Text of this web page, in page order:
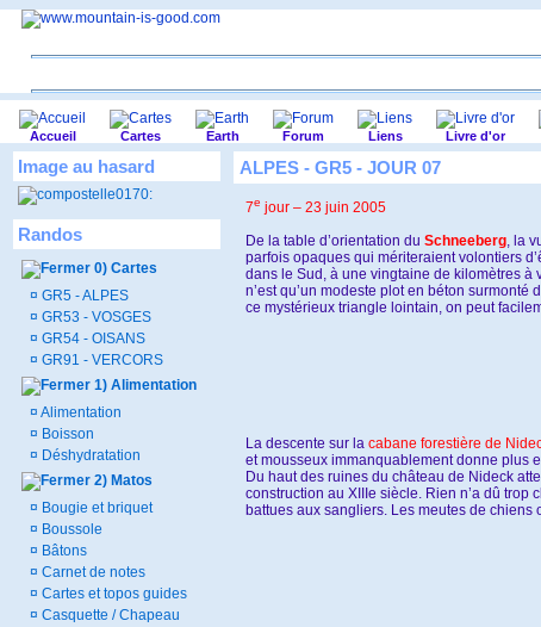
Accueil Cartes Earth Forum Liens Livre d'or
Image au hasard
Randos
0) Cartes
¤ GR5 - ALPES
¤ GR53 - VOSGES
¤ GR54 - OISANS
¤ GR91 - VERCORS
1) Alimentation
¤ Alimentation
¤ Boisson
¤ Déshydratation
2) Matos
¤ Bougie et briquet
¤ Boussole
¤ Bâtons
¤ Carnet de notes
¤ Cartes et topos guides
¤ Casquette / Chapeau
ALPES - GR5 - JOUR 07
7e jour – 23 juin 2005
De la table d’orientation du Schneeberg, la
parfois opaques qui mériteraient volontiers
dans le Sud, à une vingtaine de kilomètres à
n’est qu’un modeste plot en béton
ce mystérieux triangle lointain, on peut
La descente sur la cabane forestière de
et mousseux immanquablement donne plus
Du haut des ruines du château de Nideck
construction au XIIIe siècle. Rien n’a dû
battues aux sangliers. Les meutes de